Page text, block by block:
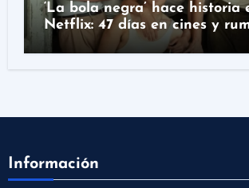
‘La bola negra’ hace historia
Netflix: 47 días en cines y
Oscar
Información